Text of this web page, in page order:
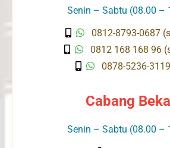
Senin – Sabtu (08.00 –
0812-8793-0687
0812 168 168 96
0878-5236-
Cabang
Senin – Sabtu (08.00 –